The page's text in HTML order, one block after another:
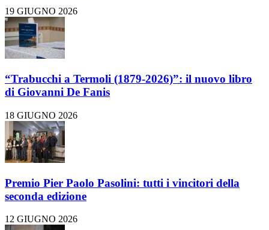
19 GIUGNO 2026
“Trabucchi a Termoli (1879-2026)”: il nuovo libro
di Giovanni De Fanis
18 GIUGNO 2026
Premio Pier Paolo Pasolini: tutti i vincitori della
seconda edizione
12 GIUGNO 2026